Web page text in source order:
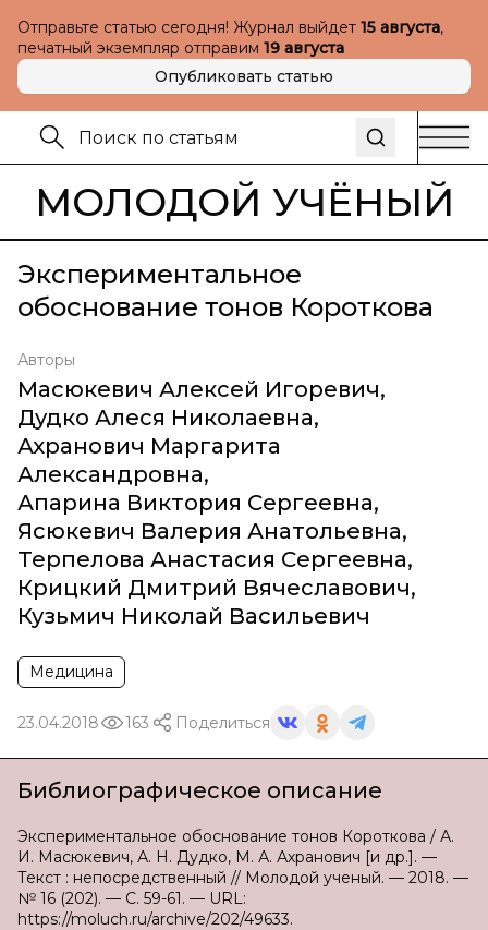
Отправьте статью сегодня! Журнал выйдет 15 августа,
печатный экземпляр отправим 19 августа
Опубликовать статью
МОЛОДОЙ УЧЁНЫЙ
Экспериментальное
обоснование тонов Короткова
Авторы
Масюкевич Алексей Игоревич,
Дудко Алеся Николаевна,
Ахранович Маргарита
Александровна,
Апарина Виктория Сергеевна,
Ясюкевич Валерия Анатольевна,
Терпелова Анастасия Сергеевна,
Крицкий Дмитрий Вячеславович,
Кузьмич Николай Васильевич
Медицина
23.04.2018 163 Поделиться
Библиографическое описание
Экспериментальное обоснование тонов Короткова / А.
И. Масюкевич, А. Н. Дудко, М. А. Ахранович [и др.]. —
Текст : непосредственный // Молодой ученый. — 2018. —
№ 16 (202). — С. 59-61. — URL:
https://moluch.ru/archive/202/49633.